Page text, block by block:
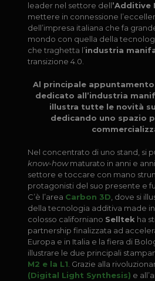
leader nel settore dell’Additive
mettere in connessione
dell’impresa italiana che fa
mondo con quella della
che traghetta l’industria
transizione 4.0.
Al principale
dedicato all’industria
illustra tutte le novità
dedicando uno spazio
Nel concentrato di uno stand, si
know-howmaturato in anni e
settore e toccare con mano
protagonisti del suo presente e
C’è l’area Carbon 3D , dove si
della tecnologia additiva made in
colosso californiano Selltek ha
partnership finalizzata ad
Europa e in Italia e la fiera di
illustrare le due principali
M2 e la L1 . Grazie alla
(Digital Light Synthesis) e